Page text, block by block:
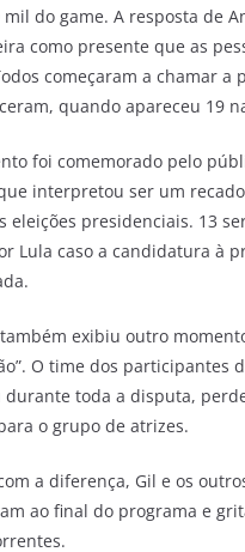
mil do game. A resposta de
como presente que as
começaram a chamar a
quando apareceu 19
foi comemorado pelo
interpretou ser um
eleições presidenciais. 13
Lula caso a candidatura à
exibiu outro
O time dos participantes
durante toda a disputa,
o grupo de atrizes.
a diferença, Gil e os
ao final do programa e